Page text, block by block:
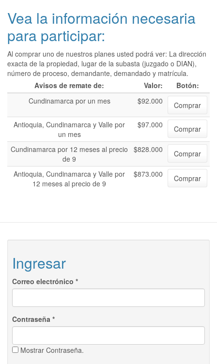
Vea la información necesaria
para participar:
Al comprar uno de nuestros planes usted podrá ver: La dirección
exacta de la propiedad, lugar de la subasta (juzgado o DIAN),
número de proceso, demandante, demandado y matrícula.
Avisos de remate de:
Valor:
Botón:
Cundinamarca por un mes
$92.000
Comprar
Antioquia, Cundinamarca y Valle por
un mes
$97.000 Comprar
Cundinamarca por 12 meses al precio
de 9
$828.000 Comprar
Antioquia, Cundinamarca y Valle por
12 meses al precio de 9
$873.000 Comprar
Ingresar
Correo electrónico *
Contraseña *
Mostrar Contraseña.